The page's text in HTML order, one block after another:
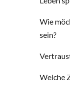
Wie
sein?
Welche